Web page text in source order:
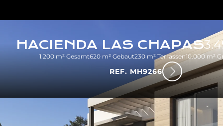
HACIENDA LAS CHAPAS
1.200 m² Gesamt620 m² Gebaut230 m² Terrassen10.000 m²
REF. MH9266